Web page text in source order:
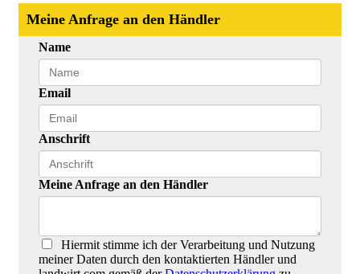
Meine Anfrage an den Händler
Name
Email
Anschrift
Meine Anfrage an den Händler
Hiermit stimme ich der Verarbeitung und Nutzung
meiner Daten durch den kontaktierten Händler und